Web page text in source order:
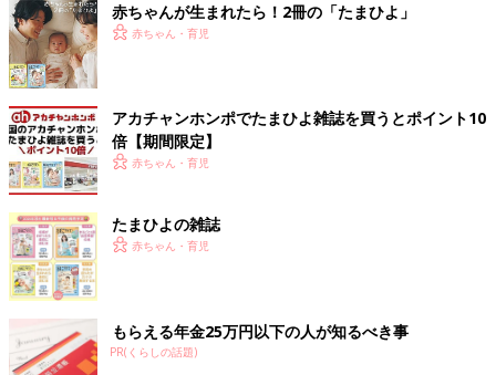
赤ちゃんが生まれたら！2冊の「たまひよ」
赤ちゃん・育児
アカチャンホンポでたまひよ雑誌を買うとポイント10
倍【期間限定】
赤ちゃん・育児
たまひよの雑誌
赤ちゃん・育児
もらえる年金25万円以下の人が知るべき事
PR(くらしの話題)